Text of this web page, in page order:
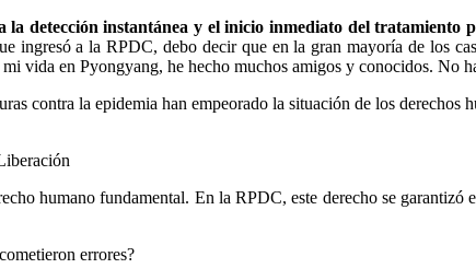
la detección instantánea y el inicio inmediato del tratamiento
ingresó a la RPDC, debo decir que en la gran mayoría de los
vida en Pyongyang, he hecho muchos amigos y conocidos. No
contra la epidemia han empeorado la situación de los derechos
humano fundamental. En la RPDC, este derecho se garantizó
errores?